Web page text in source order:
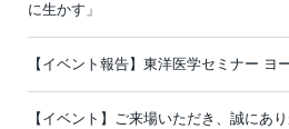
に生かす」
【イベント報告】東洋医学セミナー ヨ
【イベント】ご来場いただき、誠にあ